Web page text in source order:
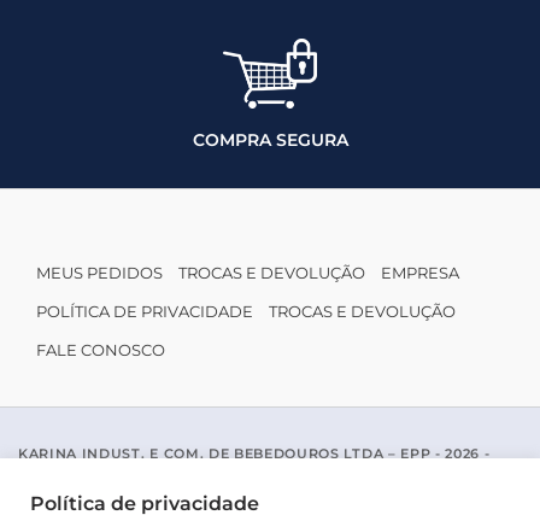
COMPRA SEGURA
MEUS PEDIDOS TROCAS E DEVOLUÇÃO EMPRESA
POLÍTICA DE PRIVACIDADE TROCAS E DEVOLUÇÃO
FALE CONOSCO
KARINA INDUST. E COM. DE BEBEDOUROS LTDA – EPP - 2026 -
DO RIO PRETO / SP - CEP 15077-456
Política de privacidade